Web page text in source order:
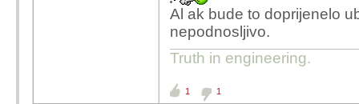
Al ak bude to doprijenelo
nepodnosljivo.
Truth in engineering.
1 1